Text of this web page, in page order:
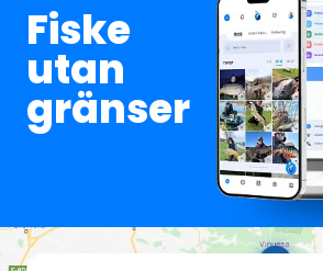
Fiske
utan
gränser